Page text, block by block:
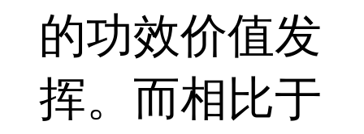
的功效价值发
挥。而相比于